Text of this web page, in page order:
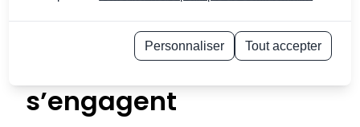
collecte et de tri : 367
collectivités
s’engagent
Personnaliser
Tout accepter